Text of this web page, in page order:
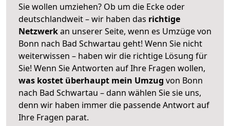
Sie wollen umziehen? Ob um die Ecke oder
deutschlandweit – wir haben das richtige
Netzwerkan unserer Seite, wenn es Umzüge von
Bonn nach Bad Schwartau geht! Wenn Sie nicht
weiterwissen – haben wir die richtige Lösung für
Sie! Wenn Sie Antworten auf Ihre Fragen wollen,
was kostet überhaupt mein Umzug von Bonn
nach Bad Schwartau – dann wählen Sie sie uns,
denn wir haben immer die passende Antwort auf
Ihre Fragen parat.